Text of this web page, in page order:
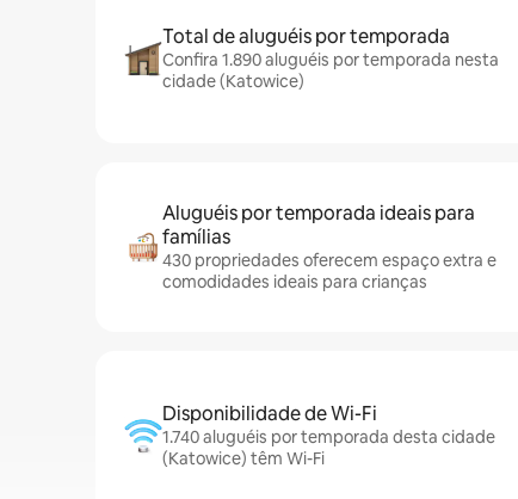
Total de aluguéis por temporada
Confira 1.890 aluguéis por temporada nesta
cidade (Katowice)
Aluguéis por temporada ideais para
famílias
430 propriedades oferecem espaço extra e
comodidades ideais para crianças
Disponibilidade de Wi-Fi
1.740 aluguéis por temporada desta cidade
(Katowice) têm Wi-Fi